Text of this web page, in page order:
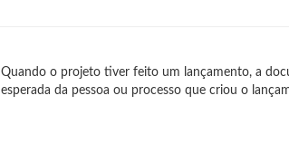
Quando o projeto tiver feito um lançamento, a
esperada da pessoa ou processo que criou o